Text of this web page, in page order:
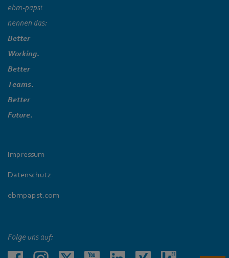
ebm‑papst
nennen das:
Better
Working.
Better
Teams.
Better
Future.
Impressum
Datenschutz
ebmpapst.com
Folge uns auf: